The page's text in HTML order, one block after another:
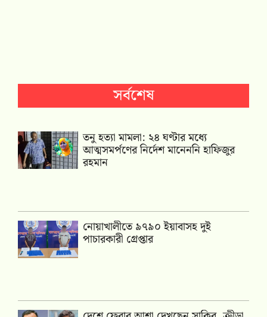
সর্বশেষ
তনু হত্যা মামলা: ২৪ ঘণ্টার মধ্যে
আত্মসমর্পণের নির্দেশ মানেননি হাফিজুর
রহমান
নোয়াখালীতে ৯৭৯০ ইয়াবাসহ দুই
পাচারকারী গ্রেপ্তার